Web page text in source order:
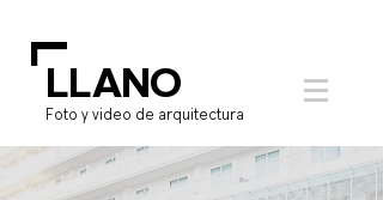
L
LLANO
Foto y video de arquitectura